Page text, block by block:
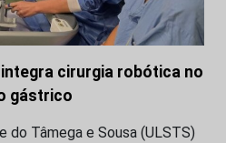
integra cirurgia robótica no
gástrico
do Tâmega e Sousa (ULSTS)